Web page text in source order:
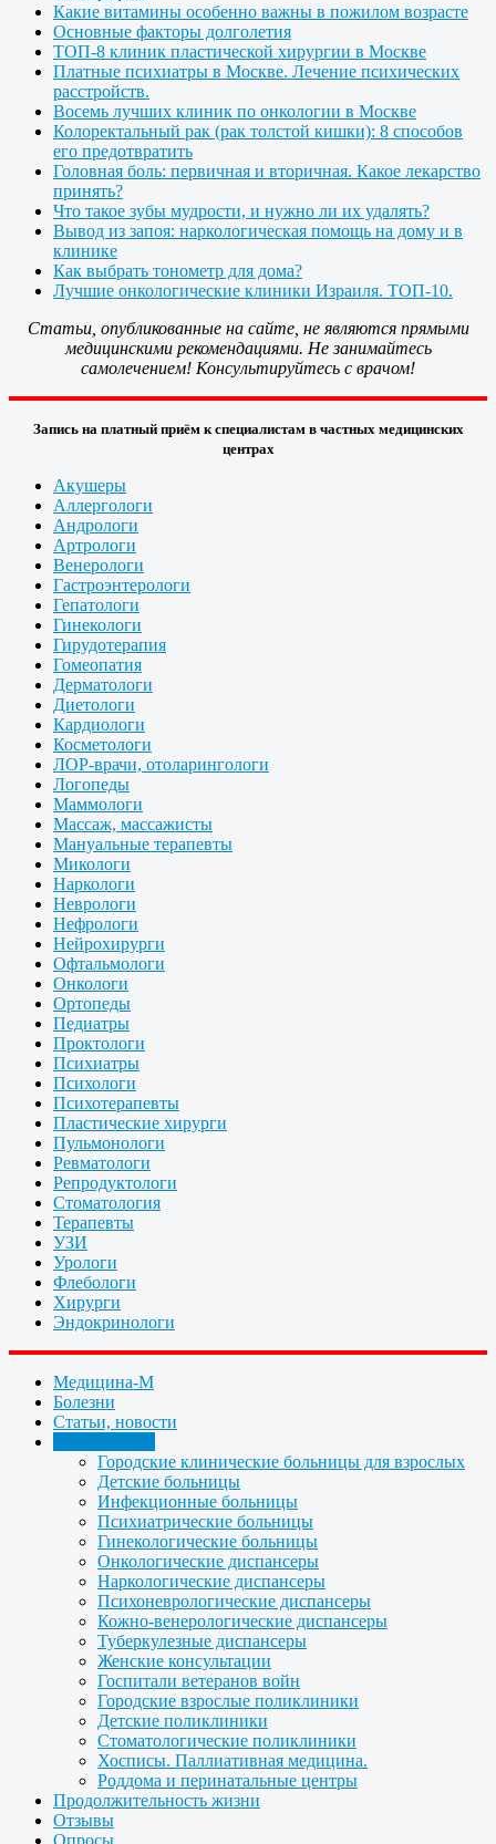
Какие витамины особенно важны в пожилом возрасте
Основные факторы долголетия
ТОП-8 клиник пластической хирургии в Москве
Платные психиатры в Москве. Лечение психических
расстройств.
Восемь лучших клиник по онкологии в Москве
Колоректальный рак (рак толстой кишки): 8 способов
его предотвратить
Головная боль: первичная и вторичная. Какое лекарство
принять?
Что такое зубы мудрости, и нужно ли их удалять?
Вывод из запоя: наркологическая помощь на дому и в
клинике
Как выбрать тонометр для дома?
Лучшие онкологические клиники Израиля. ТОП-10.
Статьи, опубликованные на сайте, не являются прямыми
медицинскими рекомендациями. Не занимайтесь
самолечением! Консультируйтесь с врачом!
Запись на платный приём к специалистам в частных медицинских
центрах
Акушеры
Аллергологи
Андрологи
Артрологи
Венерологи
Гастроэнтерологи
Гепатологи
Гинекологи
Гирудотерапия
Гомеопатия
Дерматологи
Диетологи
Кардиологи
Косметологи
ЛОР-врачи, отоларингологи
Логопеды
Маммологи
Массаж, массажисты
Мануальные терапевты
Микологи
Наркологи
Неврологи
Нефрологи
Нейрохирурги
Офтальмологи
Онкологи
Ортопеды
Педиатры
Проктологи
Психиатры
Психологи
Психотерапевты
Пластические хирурги
Пульмонологи
Ревматологи
Репродуктологи
Стоматология
Терапевты
УЗИ
Урологи
Флебологи
Хирурги
Эндокринологи
Медицина-М
Болезни
Статьи, новости
Городские клинические больницы для взрослых
Детские больницы
Инфекционные больницы
Психиатрические больницы
Гинекологические больницы
Онкологические диспансеры
Наркологические диспансеры
Психоневрологические диспансеры
Кожно-венерологические диспансеры
Туберкулезные диспансеры
Женские консультации
Госпитали ветеранов войн
Городские взрослые поликлиники
Детские поликлиники
Стоматологические поликлиники
Хосписы. Паллиативная медицина.
Роддома и перинатальные центры
Продолжительность жизни
Отзывы
Опросы